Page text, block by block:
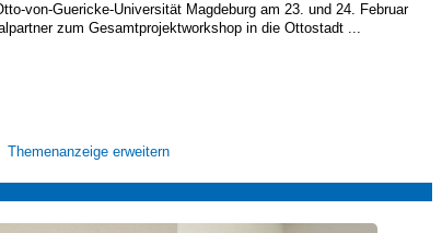
von-Guericke-Universität Magdeburg am 23. und 24. Februar
zum Gesamtprojektworkshop in die Ottostadt ...
Themenanzeige erweitern